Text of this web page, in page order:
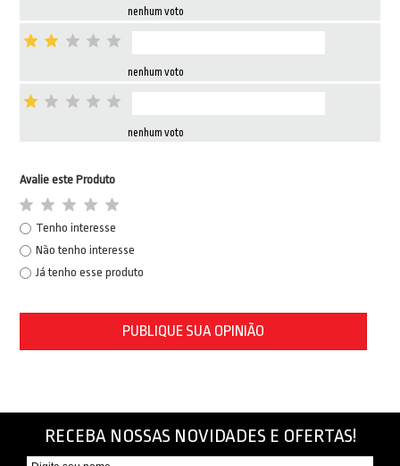
nenhum voto
nenhum voto
nenhum voto
Avalie este Produto
Tenho interesse
Não tenho interesse
Já tenho esse produto
PUBLIQUE SUA OPINIÃO
RECEBA NOSSAS NOVIDADES E OFERTAS!